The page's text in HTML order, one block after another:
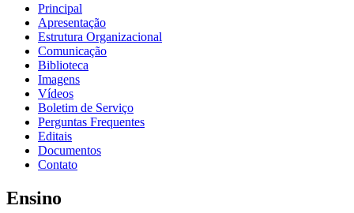
Principal
Apresentação
Estrutura Organizacional
Comunicação
Biblioteca
Imagens
Vídeos
Boletim de Serviço
Perguntas Frequentes
Editais
Documentos
Contato
Ensino